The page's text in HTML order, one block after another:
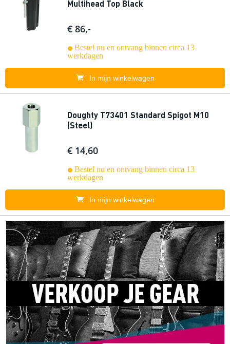
Multihead Top Black
€ 86,-
Bestel nu en ontvang binnen circa 13
werkdagen
In mijn winkelwagen
Doughty T73401 Standard Spigot M10
(Steel)
€ 14,60
Bestel nu en ontvang binnen circa 13
werkdagen
In mijn winkelwagen